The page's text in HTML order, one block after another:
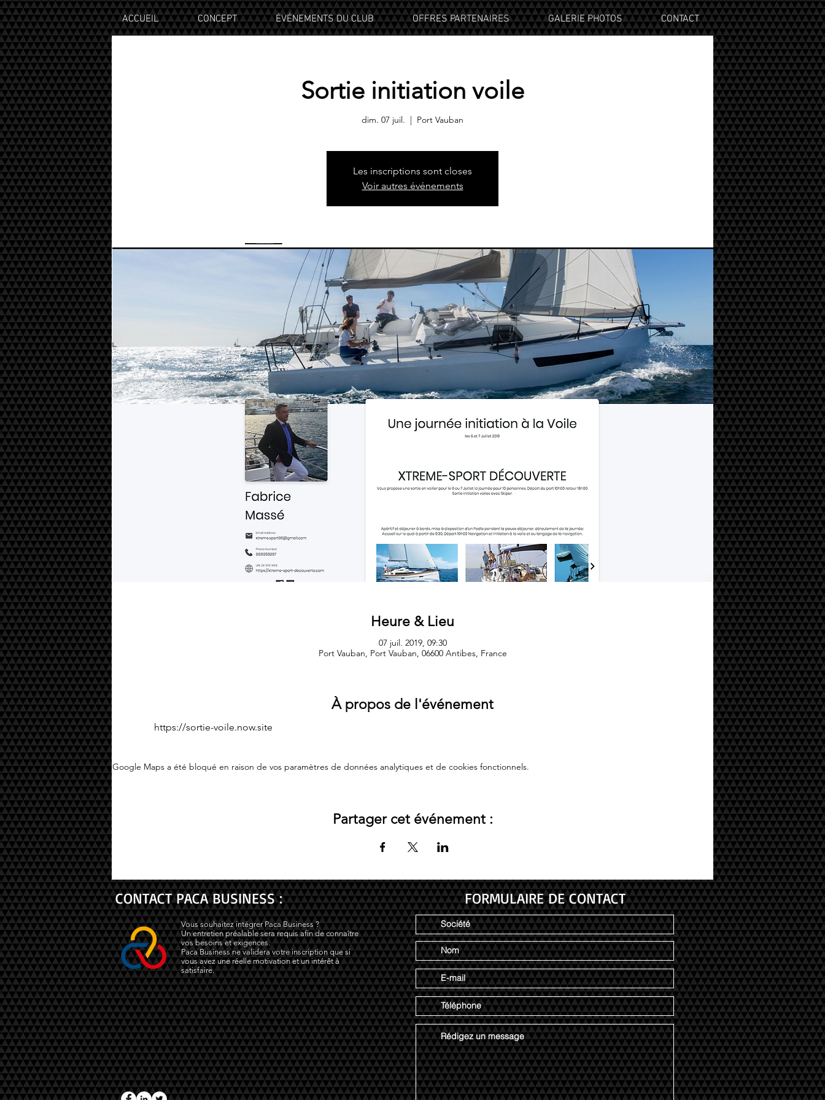
ACCUEIL CONCEPT ÉVÉNEMENTS DU CLUB OFFRES PARTENAIRES GALERIE PHOTOS CONTACT
Sortie initiation voile
dim. 07 juil.
  |
Port Vauban
Les inscriptions sont closes
Voir autres événements
Heure & Lieu
07 juil. 2019, 09:30
Port Vauban, Port Vauban, 06600 Antibes, France
À propos de l'événement
https://sortie-voile.now.site
Google Maps a été bloqué en raison de vos paramètres de données analytiques et de cookies fonctionnels.
Partager cet événement :
CONTACT PACA BUSINESS :
Vous souhaitez intégrer Paca Business ?
Un entretien préalable sera requis afin de connaître
vos besoins et exigences.
Paca Business ne validera votre inscription que si
vous avez une réelle motivation et un intérêt à
satisfaire.
FORMULAIRE DE CONTACT